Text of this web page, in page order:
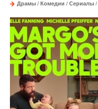
Драмы / Комедии / Сериалы /